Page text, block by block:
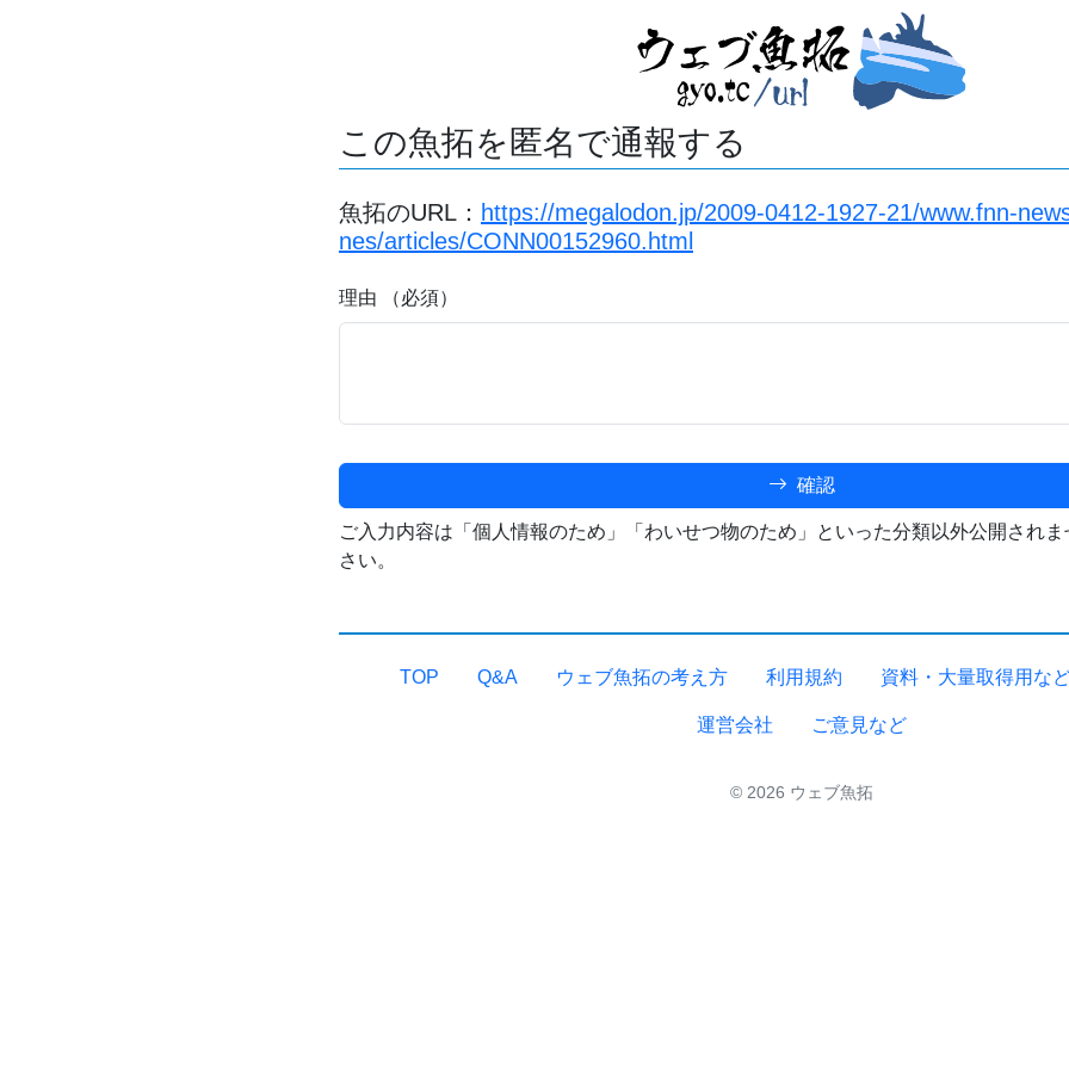
この魚拓を匿名で通報する
魚拓のURL： https://megalodon.jp/2009-0412-1927-21/www.fnn-
nes/articles/CONN00152960.html
理由 （必須）
確認
ご入力内容は「個人情報のため」「わいせつ物のため」といった分類以外公開され
さい。
TOP Q&A ウェブ魚拓の考え方 利用規約 資料・大量取得用な
運営会社 ご意見など
© 2026 ウェブ魚拓